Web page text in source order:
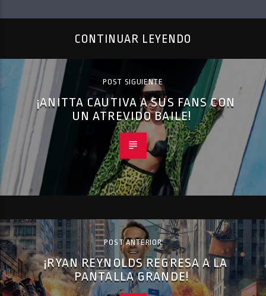
CONTINUAR LEYENDO
POST SIGUIENTE
¡ANITTA CAUTIVA A SUS FANS CON
UN ATREVIDO BAILE!
POST ANTERIOR
¡RYAN REYNOLDS REGRESA A LA
PANTALLA GRANDE!